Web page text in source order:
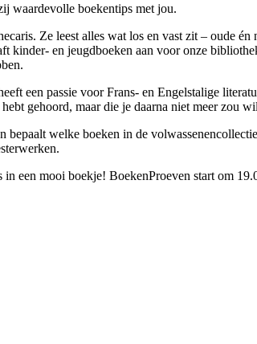
waardevolle boekentips met jou.
Ze leest alles wat los en vast zit – oude
kinder- en jeugdboeken aan voor onze
een passie voor Frans- en Engelstalige
gehoord, maar die je daarna niet meer zou
bepaalt welke boeken in de
een mooi boekje! BoekenProeven start om